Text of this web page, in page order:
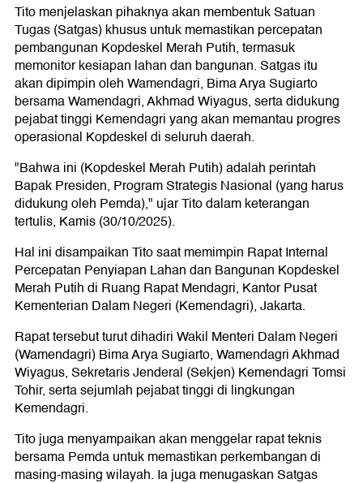
Tito menjelaskan pihaknya akan membentuk Satuan
Tugas (Satgas) khusus untuk memastikan percepatan
pembangunan Kopdeskel Merah Putih, termasuk
memonitor kesiapan lahan dan bangunan. Satgas itu
akan dipimpin oleh Wamendagri, Bima Arya Sugiarto
bersama Wamendagri, Akhmad Wiyagus, serta didukung
pejabat tinggi Kemendagri yang akan memantau progres
operasional Kopdeskel di seluruh daerah.
"Bahwa ini (Kopdeskel Merah Putih) adalah perintah
Bapak Presiden, Program Strategis Nasional (yang harus
didukung oleh Pemda)," ujar Tito dalam keterangan
tertulis, Kamis (30/10/2025).
Hal ini disampaikan Tito saat memimpin Rapat Internal
Percepatan Penyiapan Lahan dan Bangunan Kopdeskel
Merah Putih di Ruang Rapat Mendagri, Kantor Pusat
Kementerian Dalam Negeri (Kemendagri), Jakarta.
Rapat tersebut turut dihadiri Wakil Menteri Dalam Negeri
(Wamendagri) Bima Arya Sugiarto, Wamendagri Akhmad
Wiyagus, Sekretaris Jenderal (Sekjen) Kemendagri Tomsi
Tohir, serta sejumlah pejabat tinggi di lingkungan
Kemendagri.
Tito juga menyampaikan akan menggelar rapat teknis
bersama Pemda untuk memastikan perkembangan di
masing-masing wilayah. Ia juga menugaskan Satgas